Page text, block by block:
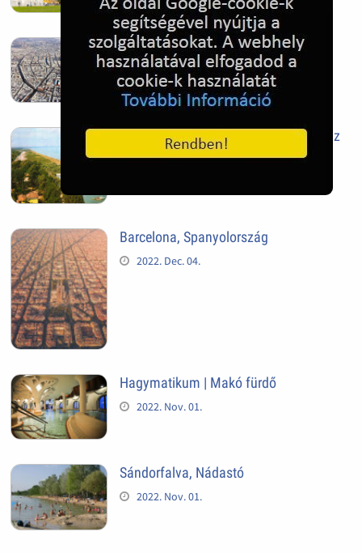
Szeged
2025. Oct. 28.
Siófok, mielőtt beépült az Aranypart az
1970-es évek elején
Barcelona, Spanyolország
2022. Dec. 04.
Hagymatikum | Makó fürdő
2022. Nov. 01.
Sándorfalva, Nádastó
2022. Nov. 01.